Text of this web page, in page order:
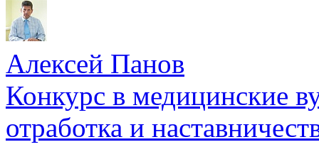
Алексей Панов
Конкурс в медицинские
отработка и